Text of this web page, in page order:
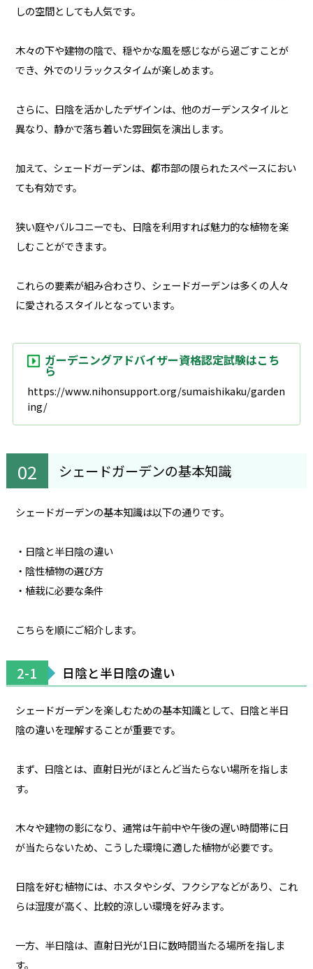
しの空間としても人気です。
木々の下や建物の陰で、穏やかな風を感じながら過ごすことが
でき、外でのリラックスタイムが楽しめます。
さらに、日陰を活かしたデザインは、他のガーデンスタイルと
異なり、静かで落ち着いた雰囲気を演出します。
加えて、シェードガーデンは、都市部の限られたスペースにおい
ても有効です。
狭い庭やバルコニーでも、日陰を利用すれば魅力的な植物を楽
しむことができます。
これらの要素が組み合わさり、シェードガーデンは多くの人々
に愛されるスタイルとなっています。
ガーデニングアドバイザー資格認定試験はこち
ら
https://www.nihonsupport.org/sumaishikaku/garden
ing/
シェードガーデンの基本知識
シェードガーデンの基本知識は以下の通りです。
・日陰と半日陰の違い
・陰性植物の選び方
・植栽に必要な条件
こちらを順にご紹介します。
2-1 日陰と半日陰の違い
シェードガーデンを楽しむための基本知識として、日陰と半日
陰の違いを理解することが重要です。
まず、日陰とは、直射日光がほとんど当たらない場所を指しま
す。
木々や建物の影になり、通常は午前中や午後の遅い時間帯に日
が当たらないため、こうした環境に適した植物が必要です。
日陰を好む植物には、ホスタやシダ、フクシアなどがあり、これ
らは湿度が高く、比較的涼しい環境を好みます。
一方、半日陰は、直射日光が1日に数時間当たる場所を指しま
す。